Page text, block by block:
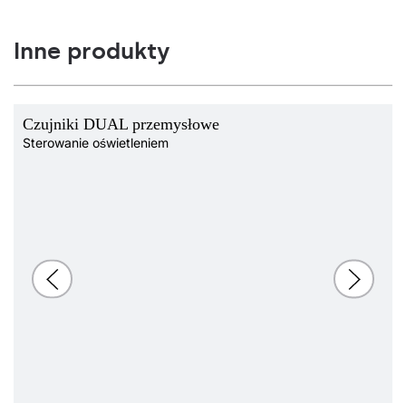
Inne produkty
Czujniki DUAL przemysłowe
Sterowanie oświetleniem